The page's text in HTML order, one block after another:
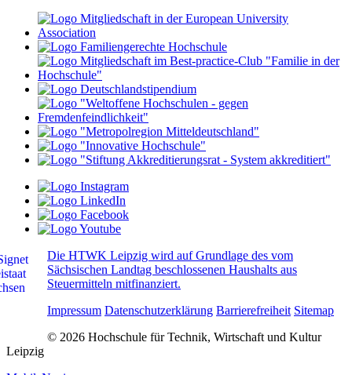
Die HTWK Leipzig wird auf Grundlage des vom
Sächsischen Landtag beschlossenen Haushalts aus
Steuermitteln mitfinanziert.
Impressum Datenschutzerklärung Barrierefreiheit Sitemap
© 2026 Hochschule für Technik, Wirtschaft und Kultur
Leipzig